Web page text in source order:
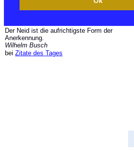
Der Neid ist die aufrichtigste Form der
Anerkennung.
Wilhelm Busch
bei Zitate des Tages